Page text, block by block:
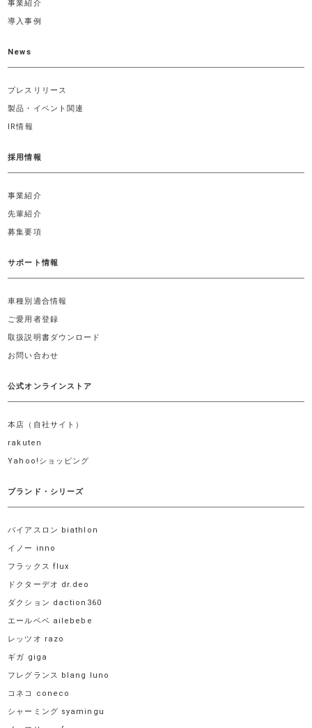
事業紹介
導入事例
News
プレスリリース
製品・イベント関連
IR情報
採用情報
事業紹介
先輩紹介
募集要項
サポート情報
車種別適合情報
ご愛用者登録
取扱説明書ダウンロード
お問い合わせ
公式オンラインストア
本店（自社サイト）
rakuten
Yahoo!ショッピング
ブランド・シリーズ
バイアスロン biathlon
イノー inno
フラックス flux
ドクターデオ dr.deo
ダクション daction360
エールベベ ailebebe
レッツオ razo
ギガ giga
フレグランス blang luno
コネコ coneco
シャーミング syamingu